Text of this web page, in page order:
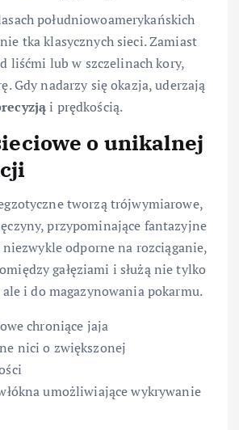
południowoamerykańskich
tka klasycznych sieci. Zamiast
liśćmi lub w szczelinach kory,
Gdy nadarzy się okazja, uderzają
i prędkością.
o unikalnej
tworzą trójwymiarowe,
przypominające fantazyjne
niezwykle odporne na rozciąganie,
gałęziami i służą nie tylko
ale i do magazynowania pokarmu.
chroniące jaja
nici o zwiększonej
umożliwiające wykrywanie